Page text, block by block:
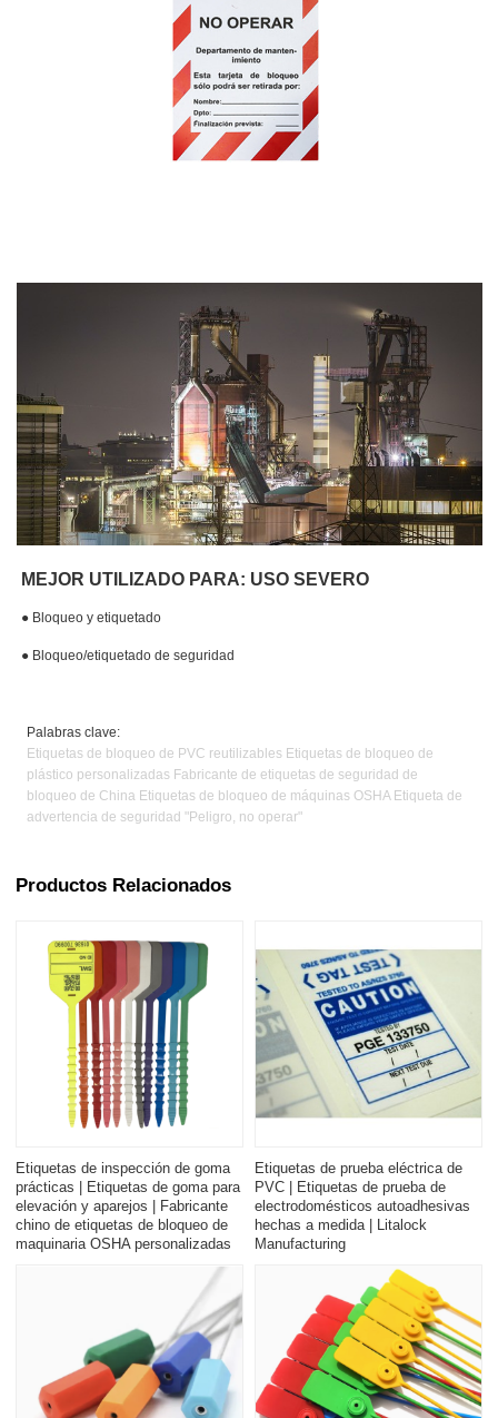
MEJOR UTILIZADO PARA: USO SEVERO
● Bloqueo y etiquetado
● Bloqueo/etiquetado de seguridad
Palabras clave:
Etiquetas de bloqueo de PVC reutilizables Etiquetas de bloqueo de
plástico personalizadas Fabricante de etiquetas de seguridad de
bloqueo de China Etiquetas de bloqueo de máquinas OSHA Etiqueta de
advertencia de seguridad "Peligro, no operar"
Productos Relacionados
Etiquetas de inspección de goma
prácticas | Etiquetas de goma para
elevación y aparejos | Fabricante
chino de etiquetas de bloqueo de
maquinaria OSHA personalizadas
Etiquetas de prueba eléctrica de
PVC | Etiquetas de prueba de
electrodomésticos autoadhesivas
hechas a medida | Litalock
Manufacturing